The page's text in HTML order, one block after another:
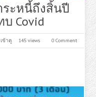
ะหนี้ถึงสิ้นปี
Covid
เข้าดู 145 views 0 Comment